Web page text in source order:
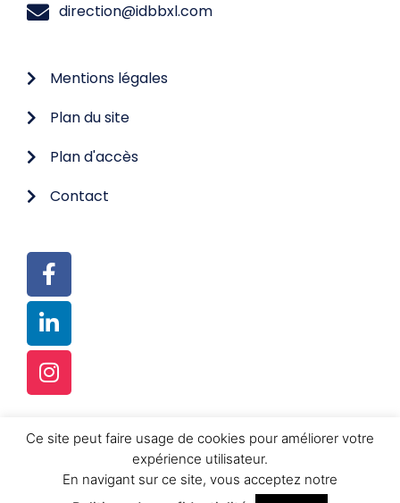
direction@idbbxl.com
Mentions légales
Plan du site
Plan d'accès
Contact
© TOUS DROITS RÉSERVÉS
RÉALISATION :
FUSION-K SRL
Ce site peut faire usage de cookies pour améliorer votre
expérience utilisateur.
En navigant sur ce site, vous acceptez notre